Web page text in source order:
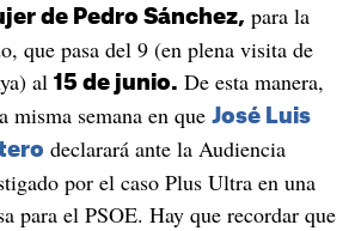
de Pedro Sánchez, para la
que pasa del 9 (en plena visita de
al 15 de junio. De esta manera,
misma semana en que José Luis
declarará ante la Audiencia
por el caso Plus Ultra en una
para el PSOE. Hay que recordar que